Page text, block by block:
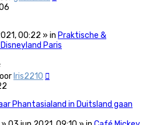
00:22 » in Praktische &
Paris
Iris2210
Phantasialand in Duitsland gaan